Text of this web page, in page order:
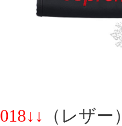
018↓↓ （レザー）